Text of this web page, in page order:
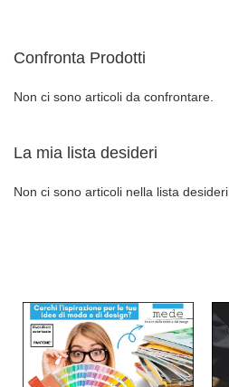
DESIDERI
Confronta Prodotti
Non ci sono articoli da confrontare.
La mia lista desideri
Non ci sono articoli nella lista desideri.